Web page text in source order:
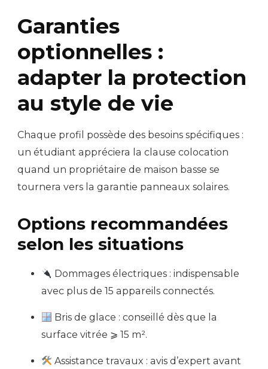
Garanties
optionnelles :
adapter la protection
au style de vie
Chaque profil possède des besoins spécifiques :
un étudiant appréciera la clause colocation
quand un propriétaire de maison basse se
tournera vers la garantie panneaux solaires.
Options recommandées
selon les situations
Dommages électriques : indispensable
avec plus de 15 appareils connectés.
Bris de glace : conseillé dès que la
surface vitrée ⩾ 15 m².
Assistance travaux : avis d’expert avant